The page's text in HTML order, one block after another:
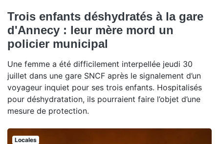
Trois enfants déshydratés à la gare
d'Annecy : leur mère mord un
policier municipal
Une femme a été difficilement interpellée jeudi 30
juillet dans une gare SNCF après le signalement d’un
voyageur inquiet pour ses trois enfants. Hospitalisés
pour déshydratation, ils pourraient faire l’objet d’une
mesure de protection.
Locales